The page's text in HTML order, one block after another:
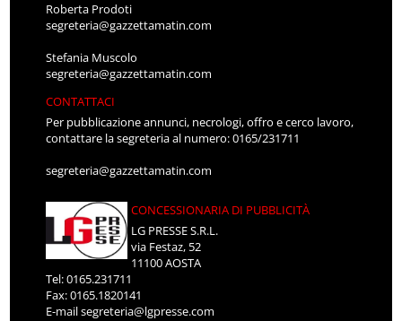
Roberta Prodoti
segreteria@gazzettamatin.com
Stefania Muscolo
segreteria@gazzettamatin.com
CONTATTACI
Per pubblicazione annunci, necrologi, offro e cerco lavoro,
contattare la segreteria al numero: 0165/231711
segreteria@gazzettamatin.com
CONCESSIONARIA DI PUBBLICITÀ
LG PRESSE S.R.L.
via Festaz, 52
11100 AOSTA
Tel: 0165.231711
Fax: 0165.1820141
E-mailsegreteria@lgpresse.com